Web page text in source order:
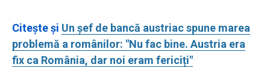
Citește și Un șef de bancă austriac spune marea
problemă a românilor: "Nu fac bine. Austria era
fix ca România, dar noi eram fericiți"